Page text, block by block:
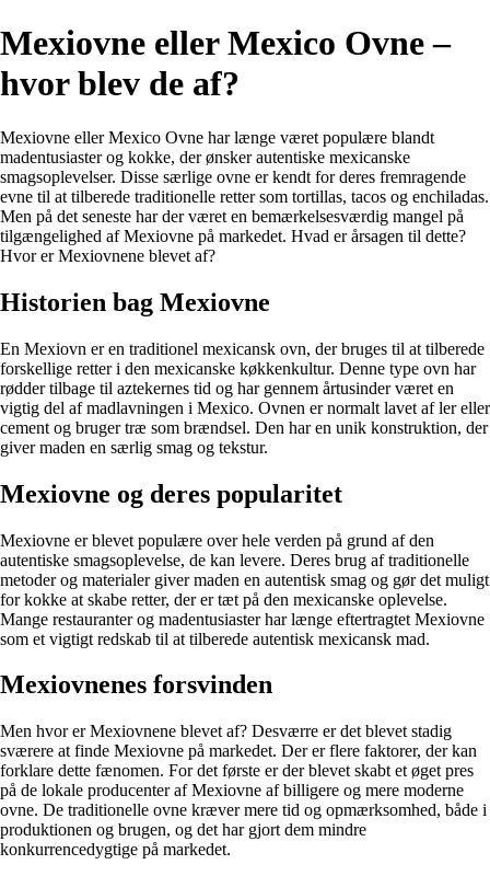
Mexiovne eller Mexico Ovne –
hvor blev de af?
Mexiovne eller Mexico Ovne har længe været populære blandt
madentusiaster og kokke, der ønsker autentiske mexicanske
smagsoplevelser. Disse særlige ovne er kendt for deres fremragende
evne til at tilberede traditionelle retter som tortillas, tacos og enchiladas.
Men på det seneste har der været en bemærkelsesværdig mangel på
tilgængelighed af Mexiovne på markedet. Hvad er årsagen til dette?
Hvor er Mexiovnene blevet af?
Historien bag Mexiovne
En Mexiovn er en traditionel mexicansk ovn, der bruges til at tilberede
forskellige retter i den mexicanske køkkenkultur. Denne type ovn har
rødder tilbage til aztekernes tid og har gennem årtusinder været en
vigtig del af madlavningen i Mexico. Ovnen er normalt lavet af ler eller
cement og bruger træ som brændsel. Den har en unik konstruktion, der
giver maden en særlig smag og tekstur.
Mexiovne og deres popularitet
Mexiovne er blevet populære over hele verden på grund af den
autentiske smagsoplevelse, de kan levere. Deres brug af traditionelle
metoder og materialer giver maden en autentisk smag og gør det muligt
for kokke at skabe retter, der er tæt på den mexicanske oplevelse.
Mange restauranter og madentusiaster har længe eftertragtet Mexiovne
som et vigtigt redskab til at tilberede autentisk mexicansk mad.
Mexiovnenes forsvinden
Men hvor er Mexiovnene blevet af? Desværre er det blevet stadig
sværere at finde Mexiovne på markedet. Der er flere faktorer, der kan
forklare dette fænomen. For det første er der blevet skabt et øget pres
på de lokale producenter af Mexiovne af billigere og mere moderne
ovne. De traditionelle ovne kræver mere tid og opmærksomhed, både i
produktionen og brugen, og det har gjort dem mindre
konkurrencedygtige på markedet.